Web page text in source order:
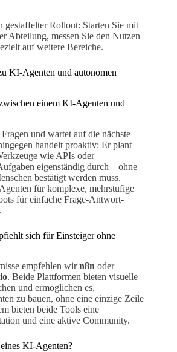
gestaffelter Rollout: Starten Sie mit
Abteilung, messen Sie den Nutzen
auf weitere Bereiche.
KI-Agenten und autonomen
einem KI-Agenten und
und wartet auf die nächste
handelt proaktiv: Er plant
wie APIs oder
eigenständig durch – ohne
bestätigt werden muss.
für komplexe, mehrstufige
für einfache Frage-Antwort-
sich für Einsteiger ohne
empfehlen wirn8n oder
. Beide Plattformen bieten visuelle
und ermöglichen es,
zu bauen, ohne eine einzige Zeile
bieten beide Tools eine
und eine aktive Community.
KI-Agenten?